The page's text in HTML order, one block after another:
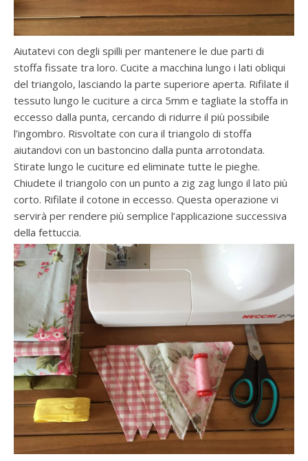
Aiutatevi con degli spilli per mantenere le due parti di
stoffa fissate tra loro. Cucite a macchina lungo i lati obliqui
del triangolo, lasciando la parte superiore aperta. Rifilate il
tessuto lungo le cuciture a circa 5mm e tagliate la stoffa in
eccesso dalla punta, cercando di ridurre il più possibile
l’ingombro. Risvoltate con cura il triangolo di stoffa
aiutandovi con un bastoncino dalla punta arrotondata.
Stirate lungo le cuciture ed eliminate tutte le pieghe.
Chiudete il triangolo con un punto a zig zag lungo il lato più
corto. Rifilate il cotone in eccesso. Questa operazione vi
servirà per rendere più semplice l’applicazione successiva
della fettuccia.